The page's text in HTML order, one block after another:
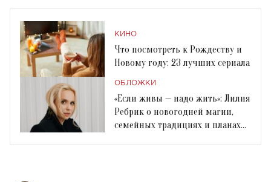
КИНО
Что посмотреть к Рождеству и
Новому году: 23 лучших сериала
ОБЛОЖКИ
«Если живы — надо жить»: Лилия
Ребрик о новогодней магии,
семейных традициях и планах